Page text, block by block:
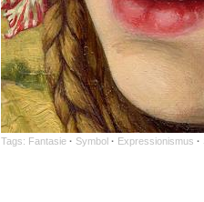
Tags: Fantasie · Symbol · Expressionismus ·